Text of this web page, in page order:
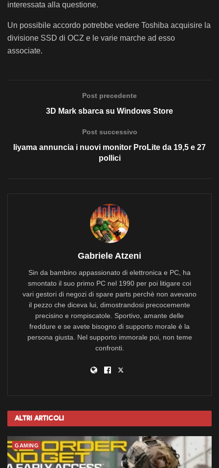
interessata alla questione.
Un possibile accordo potrebbe vedere Toshiba acquisire la
divisione SSD di OCZ e le varie marche ad esso
associate.
Post precedente
3D Mark sbarca su Windows Store
Post successivo
Iiyama annuncia i nuovi monitor ProLite da 19,5 e 27
pollici
Gabriele Atzeni
Sin da bambino appassionato di elettronica e PC, ha
smontato il suo primo PC nel 1990 per poi litigare coi
vari gestori di negozi di spare parts perchè non avevano
il pezzo che diceva lui, dimostrandosi precocemente
precisino e rompiscatole. Sportivo, amante delle
freddure e se avete bisogno di supporto morale è la
persona giusta. Nel supporto immorale poi, non teme
confronti.
Altri Articoli
GAMING